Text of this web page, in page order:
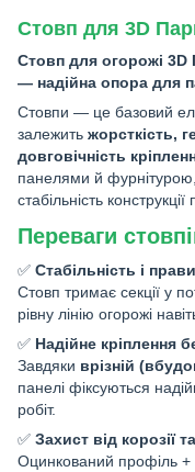
Стовп для 3D
Стовп для огорожі
— надійна опора для
Стовпи — це базовий
залежить жорсткість,
довговічність
панелями й
стабільність
Переваги
✅ Стабільність і
Стовп тримає секції у
рівну лінію огорожі
✅ Надійне кріплення
Завдяки врізній
панелі фіксуються
робіт.
✅ Захист від корозії
Оцинкований профіль +